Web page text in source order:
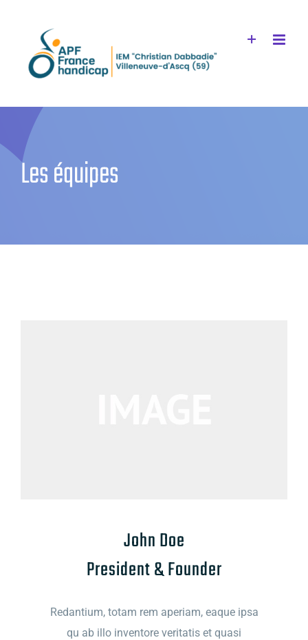
contenu
Les équipes
John Doe
President & Founder
Redantium, totam rem aperiam, eaque ipsa
qu ab illo inventore veritatis et quasi